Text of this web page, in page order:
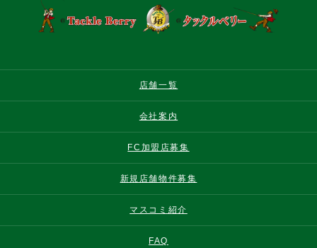
店舗一覧
会社案内
FC加盟店募集
新規店舗物件募集
マスコミ紹介
FAQ